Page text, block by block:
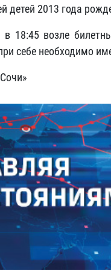
детей 2013 года
в 18:45 возле
себе необходимо